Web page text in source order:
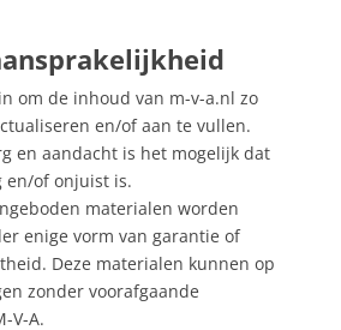
om de inhoud van m-v-a.nl zo
en/of aan te vullen.
en aandacht is het mogelijk dat
en/of onjuist is.
materialen worden
enige vorm van garantie of
Deze materialen kunnen op
zonder voorafgaande
V-A.